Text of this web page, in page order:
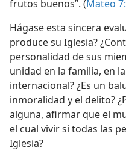
frutos buenos”. (Mateo
Hágase esta sincera
produce su Iglesia?
personalidad de sus
unidad en la familia, en
internacional? ¿Es un
inmoralidad y el delito?
alguna, afirmar que el
el cual vivir si todas las
Iglesia?